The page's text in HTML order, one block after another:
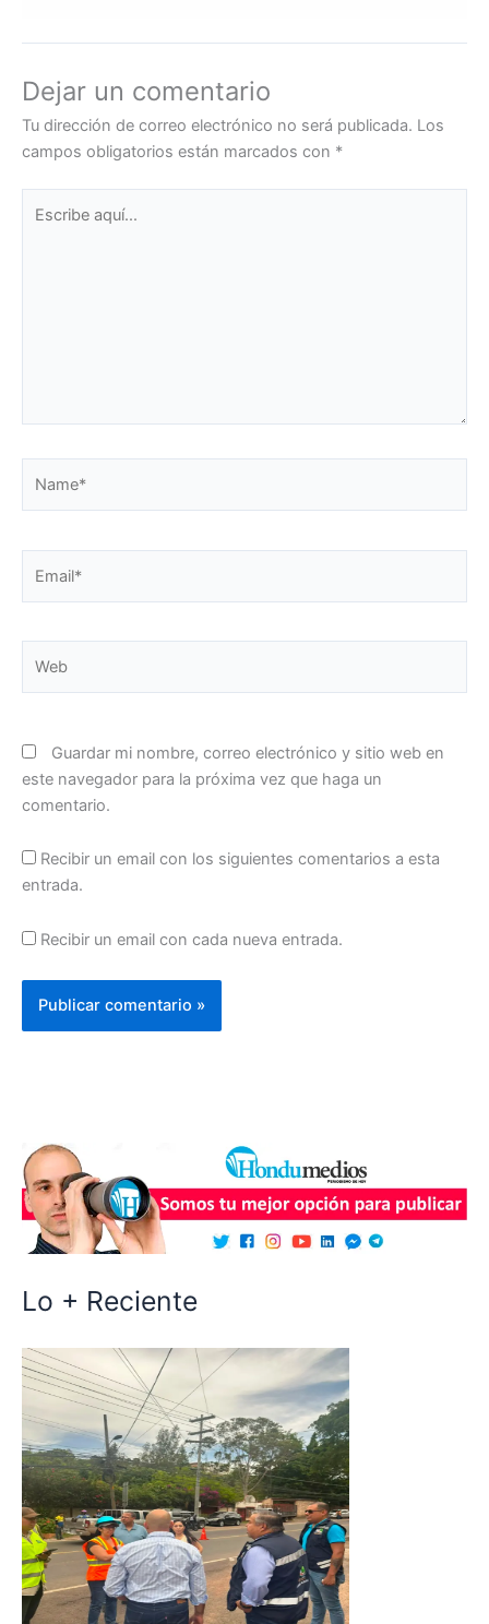
Dejar un comentario
Tu dirección de correo electrónico no será publicada. Los
campos obligatorios están marcados con *
aquí...
Guardar mi nombre, correo electrónico y sitio web en
este navegador para la próxima vez que haga un
comentario.
Recibir un email con los siguientes comentarios a esta
entrada.
Recibir un email con cada nueva entrada.
Lo + Reciente